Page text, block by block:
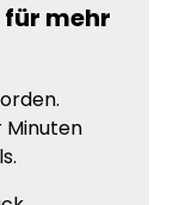
mehr
Minuten